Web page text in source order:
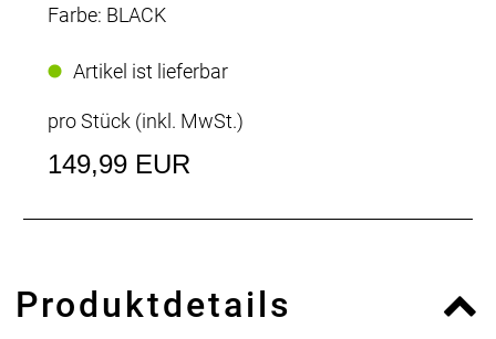
Farbe: BLACK
Artikel ist lieferbar
pro Stück (inkl. MwSt.)
149,99 EUR
Produktdetails